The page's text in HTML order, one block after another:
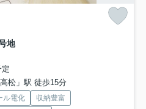
地
松」駅 徒歩15分
ル電化
収納豊富